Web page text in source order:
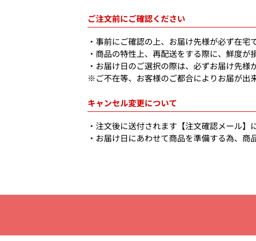
ご注文前にご確認ください
事前にご確認の上、お届け先様が必ず在宅
商品の特性上、再配送をする際に、鮮度が
お届け日のご選択の際は、必ずお届け先様
※ご不在等、お客様のご都合によりお届が出
キャンセル変更について
注文後に送付されます【注文確認メール】
お届け日にあわせて商品を準備する為、商